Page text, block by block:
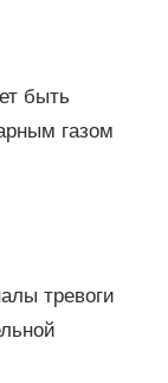
быть
газом
тревоги